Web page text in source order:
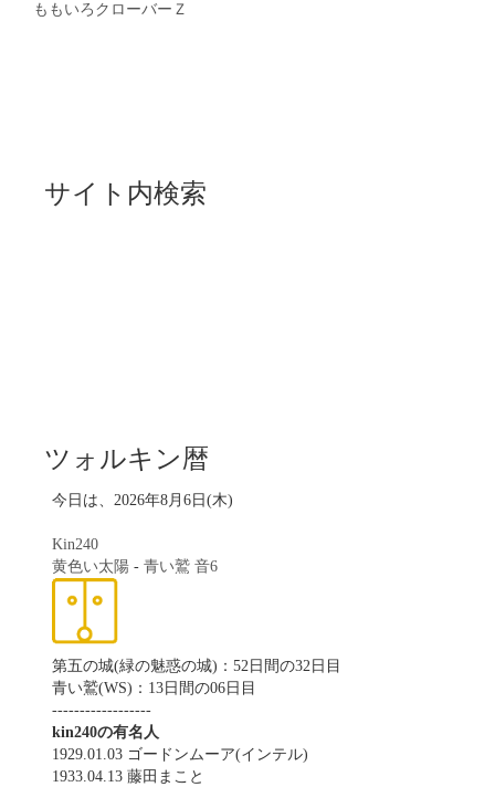
ももいろクローバーＺ
サイト内検索
ツォルキン暦
今日は、2026年8月6日(木)
Kin240
黄色い太陽 - 青い鷲 音6
第五の城(緑の魅惑の城)：52日間の32日目
青い鷲(WS)：13日間の06日目
------------------
kin240の有名人
1929.01.03 ゴードンムーア(インテル)
1933.04.13 藤田まこと